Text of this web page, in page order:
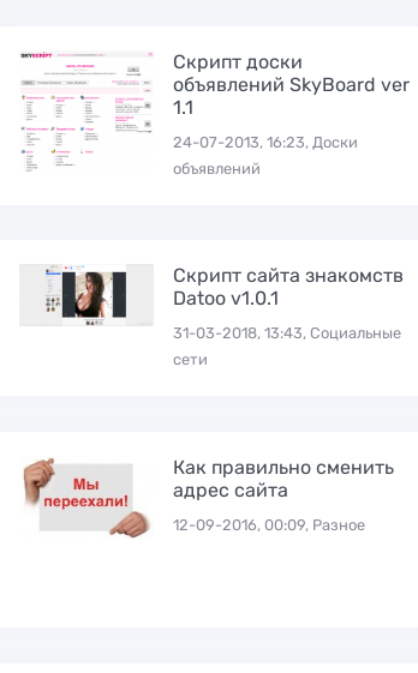
Скрипт доски
объявлений SkyBoard ver
1.1
24-07-2013, 16:23, Доски
объявлений
Скрипт сайта знакомств
Datoo v1.0.1
31-03-2018, 13:43, Социальные
сети
Как правильно сменить
адрес сайта
12-09-2016, 00:09, Разное
рекламы WMlink